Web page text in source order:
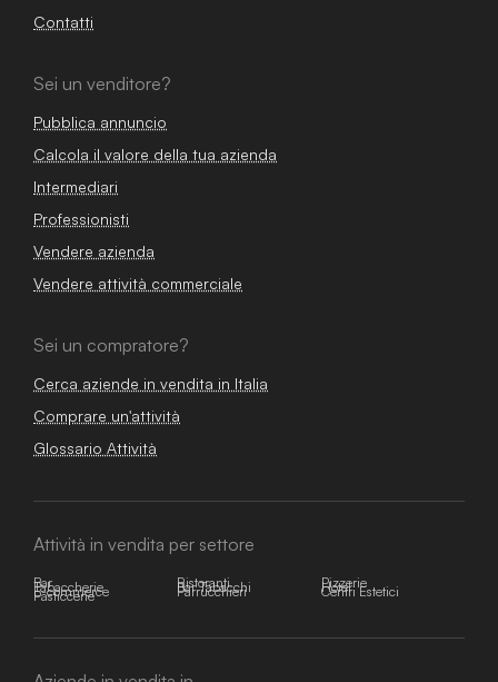
Contatti
Sei un venditore?
Pubblica annuncio
Calcola il valore della tua azienda
Intermediari
Professionisti
Vendere azienda
Vendere attività commerciale
Sei un compratore?
Cerca aziende in vendita in Italia
Comprare un'attività
Glossario Attività
Attività in vendita per settore
Bar Ristoranti Pizzerie
Tabaccherie Bar Tabacchi Hotel
E-commerce Parrucchieri Centri Estetici
Pasticcerie